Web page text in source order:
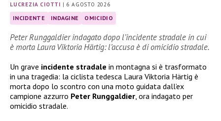
LUCREZIA CIOTTI | 6 AGOSTO 2026
INCIDENTE INDAGINE OMICIDIO
Peter Runggaldier indagato dopo l’incidente stradale in cui
è morta Laura Viktoria Härtig: l’accusa è di omicidio stradale.
Un grave incidente stradale in montagna si è trasformato
in una tragedia: la ciclista tedesca Laura Viktoria Härtig è
morta dopo lo scontro con una moto guidata dall’ex
campione azzurro Peter Runggaldier, ora indagato per
omicidio stradale.